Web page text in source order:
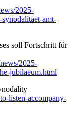
2025-
amt-
soll Fortschritt für
2025-
jubilaeum.html
listen-accompany-